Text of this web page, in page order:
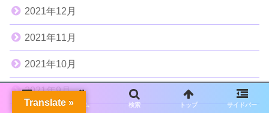
2021年12月
2021年11月
2021年10月
2021年9月
メニュー ホーム 検索 トップ サイドバー
Translate »